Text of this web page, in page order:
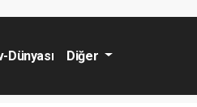
Dünyası Diğer